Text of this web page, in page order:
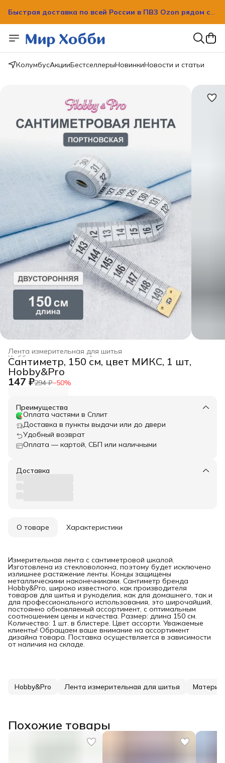
Быстрая доставка по всей России в ПВЗ Ozon рядом с
Быстрая доставка по всей России в ПВЗ Ozon рядом с
вашим домом!
КолумбусАкцииБестселлерыНовинкиНовости и статьи
Лента измерительная для шитья
Аксессуары для творчества
Хобби и творчество ›
Главная ›
Сантиметр, 150 см, цвет МИКС, 1 шт,
Hobby&Pro
147 ₽294 ₽−50%
Преимущества
Оплата частями в Сплит
Доставка в пункты выдачи или до двери
Удобный возврат
Оплата — картой, СБП или наличными
Доставка
О товаре Характеристики
Измерительная лента с сантиметровой шкалой.
Изготовлена из стекловолокна, поэтому будет исключено
излишнее растяжение ленты. Концы защищены
металлическими наконечниками. Сантиметр бренда
Hobby&Pro, широко известного, как производителя
товаров для шитья и рукоделия, как для домашнего, так и
для профессионального использования, это широчайший,
постоянно обновляемый ассортимент, с оптимальным
соотношением цены и качества. Размер: длина 150 см.
Количество: 1 шт. в блистере. Цвет ассорти. Уважаемые
клиенты! Обращаем ваше внимание на ассортимент
дизайна товара. Поставка осуществляется в зависимости
от наличия на складе.
Hobby&Pro Лента измерительная для шитья
Похожие товары